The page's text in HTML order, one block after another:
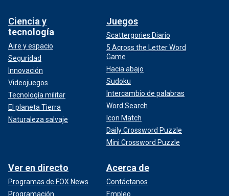
Ciencia y
tecnología
Aire y espacio
Seguridad
Innovación
Videojuegos
Tecnología militar
El planeta Tierra
Naturaleza salvaje
Juegos
Scattergories Diario
5 Across the Letter Word
Game
Hacia abajo
Sudoku
Intercambio de palabras
Word Search
Icon Match
Daily Crossword Puzzle
Mini Crossword Puzzle
Ver en directo
Programas de FOX News
Programación
Acerca de
Contáctanos
Empleo